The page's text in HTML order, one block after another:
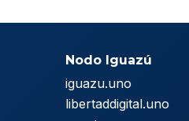
Nodo Iguazú
iguazu.uno
libertaddigital.uno